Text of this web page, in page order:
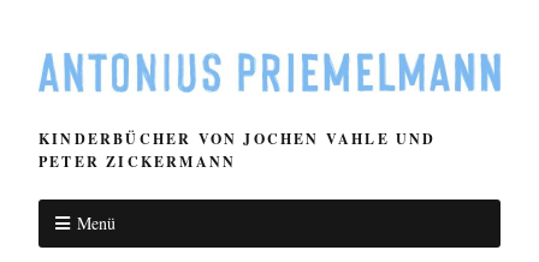
KINDERBÜCHER VON JOCHEN VAHLE UND
PETER ZICKERMANN
Menü